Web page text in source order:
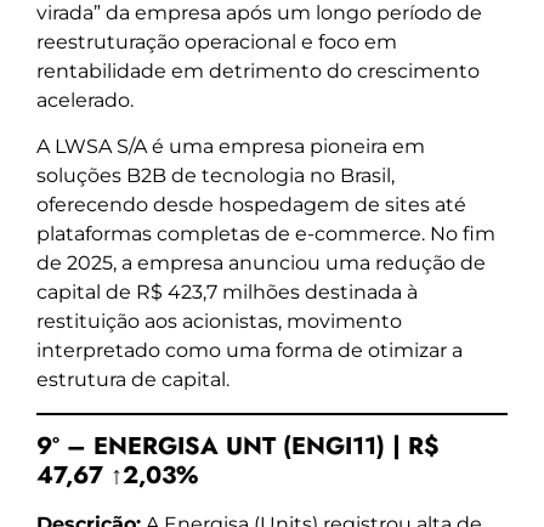
virada” da empresa após um longo período de
reestruturação operacional e foco em
rentabilidade em detrimento do crescimento
acelerado.
A LWSA S/A é uma empresa pioneira em
soluções B2B de tecnologia no Brasil,
oferecendo desde hospedagem de sites até
plataformas completas de e-commerce. No fim
de 2025, a empresa anunciou uma redução de
capital de R$ 423,7 milhões destinada à
restituição aos acionistas, movimento
interpretado como uma forma de otimizar a
estrutura de capital.
9º – ENERGISA UNT (ENGI11) | R$
47,67 ↑2,03%